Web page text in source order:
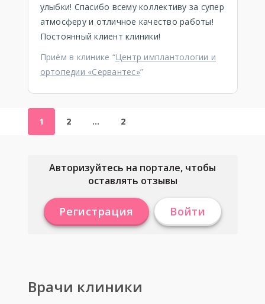
улыбки! Спасибо всему коллективу за супер
атмосферу и отличное качество работы!
Постоянный клиент клиники!
Приём в клинике “Центр имплантологии и
ортопедии «Сервантес»”
1 2 … 2
Авторизуйтесь на портале, чтобы
оставлять отзывы
Регистрация Войти
Врачи клиники